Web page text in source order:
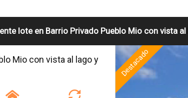
Olvidé mi clave Registro
lote en Barrio Privado Pueblo Mio con vista
Mio con vista al lago y
Destacado